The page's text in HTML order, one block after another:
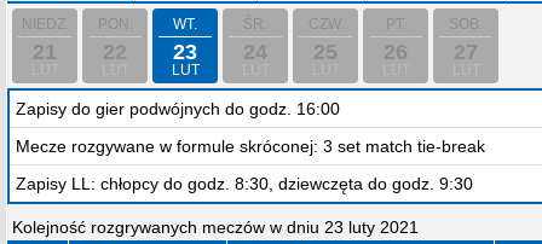
NIEDZ.
21
PON.
22
WT.
23
LUT
ŚR.
24
CZW.
25
PT.
26
SOB.
27
Zapisy do gier podwójnych do godz. 16:00
Mecze rozgywane w formule skróconej: 3 set match tie-break
Zapisy LL: chłopcy do godz. 8:30, dziewczęta do godz. 9:30
Kolejność rozgrywanych meczów w dniu 23 luty 2021